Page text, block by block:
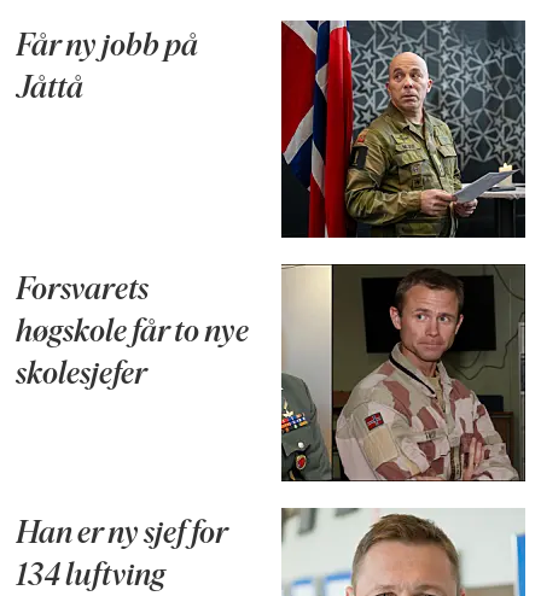
Får ny jobb på
Jåttå
Forsvarets
høgskole får to nye
skolesjefer
Han er ny sjef for
134 luftving